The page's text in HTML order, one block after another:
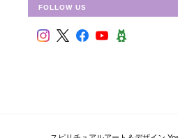
2018/09/09
FOLLOW US